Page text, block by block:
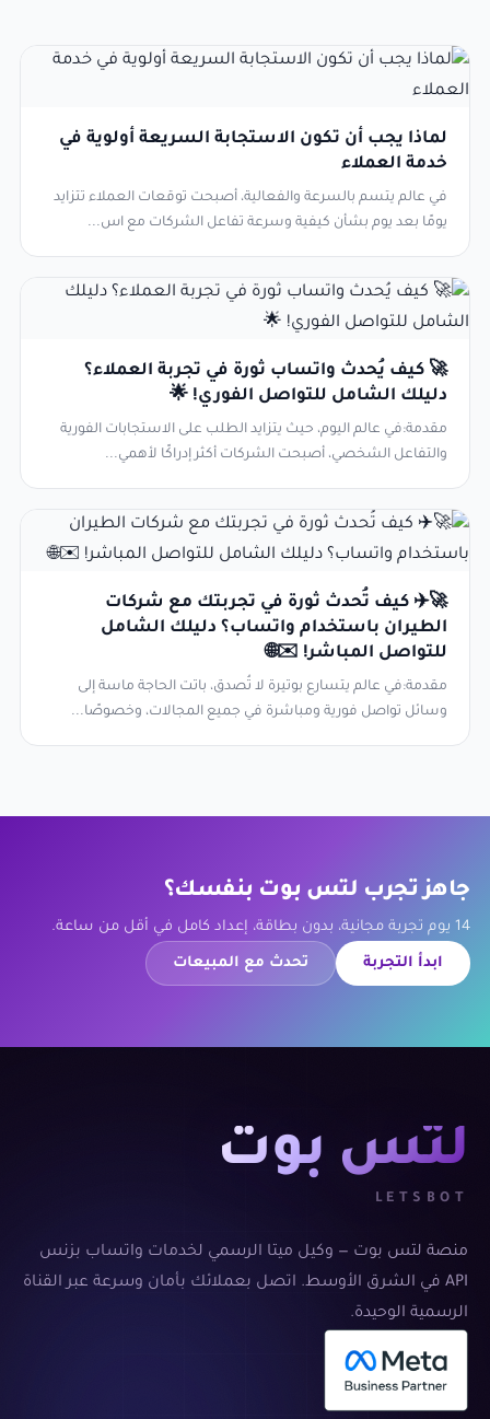
لماذا يجب أن تكون الاستجابة السريعة أولوية في
خدمة العملاء
في عالم يتسم بالسرعة والفعالية، أصبحت توقعات العملاء تتزايد
يومًا بعد يوم بشأن كيفية وسرعة تفاعل الشركات مع اس...
🚀 كيف يُحدث واتساب ثورة في تجربة العملاء؟
دليلك الشامل للتواصل الفوري! 🌟
مقدمة:في عالم اليوم، حيث يتزايد الطلب على الاستجابات الفورية
والتفاعل الشخصي، أصبحت الشركات أكثر إدراكًا لأهمي...
🚀✈️ كيف تُحدث ثورة في تجربتك مع شركات
الطيران باستخدام واتساب؟ دليلك الشامل
للتواصل المباشر! ✉️🌐
مقدمة:في عالم يتسارع بوتيرة لا تُصدق، باتت الحاجة ماسة إلى
وسائل تواصل فورية ومباشرة في جميع المجالات، وخصوصًا...
جاهز تجرب لتس بوت بنفسك؟
14 يوم تجربة مجانية، بدون بطاقة، إعداد كامل في أقل من ساعة.
ابدأ التجربة تحدث مع المبيعات
لتس بوت
LETSBOT
منصة لتس بوت — وكيل ميتا الرسمي لخدمات واتساب بزنس
API في الشرق الأوسط. اتصل بعملائك بأمان وسرعة عبر القناة
الرسمية الوحيدة.